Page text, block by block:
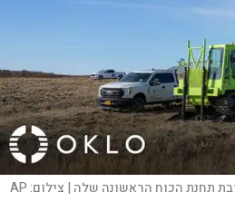
תחנת הכוח הראשונה שלה | צילום:AP